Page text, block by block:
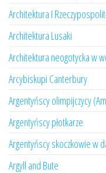
Architektura I
Architektura Lusaki
Architektura neogotycka w
Arcybiskupi Canterbury
Argentyńscy olimpijczycy
Argentyńscy płotkarze
Argentyńscy skoczkowie w
Argyll and Bute